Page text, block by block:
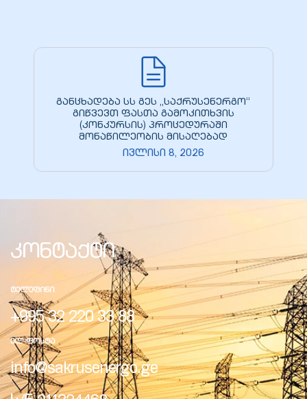
განცხადება სს გეს „საქრუსენერგო“
გიწვევთ ფასთა გამოკითხვის
(კონკურსის) პროცედურაში
მონაწილეობის მისაღებად
ივლისი 8, 2026
კონტაქტი
ᲢᲔᲚᲔᲤᲘᲜᲘ
+995 32 220 33 88
ᲔᲚ-ᲤᲝᲡᲢᲐ
info@sakrusenergo.ge